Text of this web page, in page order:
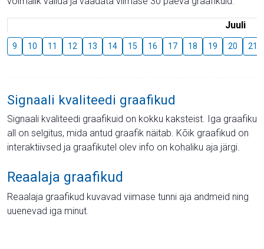
Juuli
9 10 11 12 13 14 15 16 17 18 19 20 21
Signaali kvaliteedi graafikud
Signaali kvaliteedi graafikuid on kokku kaksteist. Iga graafiku
all on selgitus, mida antud graafik näitab. Kõik graafikud on
interaktiivsed ja graafikutel olev info on kohaliku aja järgi.
Reaalaja graafikud
Reaalaja graafikud kuvavad viimase tunni aja andmeid ning
uuenevad iga minut.